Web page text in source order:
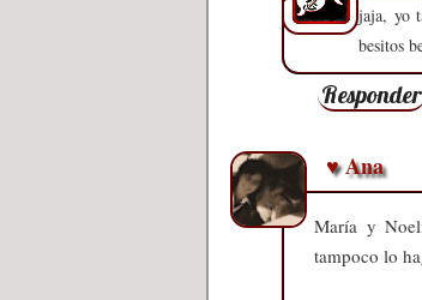
jaja, yo
besitos
Responder
♥ Ana
María y
tampoco lo